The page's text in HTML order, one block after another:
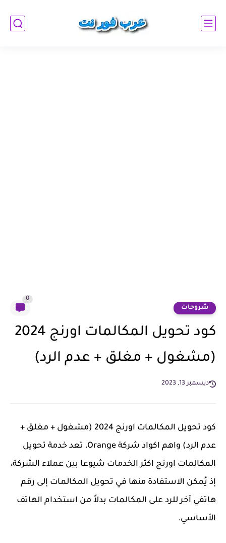
شروحات
0
كود تحويل المكالمات اورنج 2024
(مشغول + مغلق + عدم الرد)
ديسمبر 13, 2023
كود تحويل المكالمات اورنج 2024 (مشغول + مغلق +
عدم الرد) واهم اكواد شركة Orange، تعد خدمة تحويل
المكالمات اورنج اكثر الخدمات شيوعا بين عملاء الشركة،
إذ يُمكن الاستفادة منها في تحويل المكالمات إلى رقم
هاتفي آخر للرد على المكالمات بدلاً من استخدام الهاتف
الأساسي.